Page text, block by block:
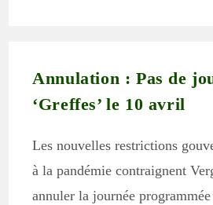
Annulation : Pas de
‘Greffes’ le 10 avril
Les nouvelles restrictions
à la pandémie contraignent
annuler la journée